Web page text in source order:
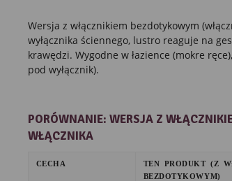
Wersja z włącznikiem bezdotykowym
wyłącznika ściennego, lustro reaguje na
krawędzi. Wygodne w łazience (mokre
pod wyłącznik).
PORÓWNANIE: WERSJA Z
WŁĄCZNIKA
CECHA
TEN PRODUKT (Z
BEZDOTYKOWYM)